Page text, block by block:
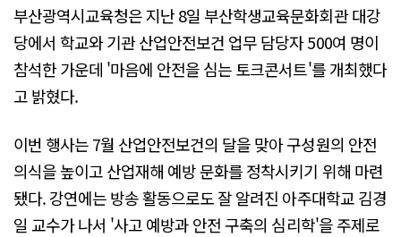
부산광역시교육청은 지난 8일 부산학생교육문화회관 대강
당에서 학교와 기관 산업안전보건 업무 담당자 500여 명이
참석한 가운데 '마음에 안전을 심는 토크콘서트'를 개최했다
고 밝혔다.
이번 행사는 7월 산업안전보건의 달을 맞아 구성원의 안전
의식을 높이고 산업재해 예방 문화를 정착시키기 위해 마련
됐다. 강연에는 방송 활동으로도 잘 알려진 아주대학교 김경
일 교수가 나서 '사고 예방과 안전 구축의 심리학'을 주제로